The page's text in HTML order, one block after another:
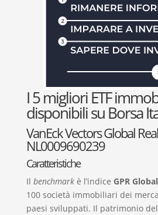
I 5 migliori ETF
disponibili su Borsa
VanEck Vectors Global
NL0009690239
Caratteristiche
Il benchmarkè l’indice GPR
100 società immobiliari dei
paesi sviluppati. Il patrimonio